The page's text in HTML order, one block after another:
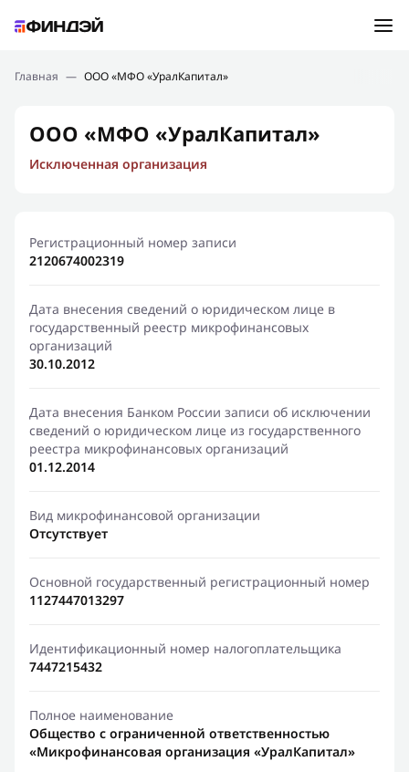
Подбор займа
Новости
Финансовое просвещение
Главная — ООО «МФО «УралКапитал»
ООО «МФО «УралКапитал»
Исключенная организация
Регистрационный номер записи
2120674002319
Дата внесения сведений о юридическом лице в
государственный реестр микрофинансовых
организаций
30.10.2012
Дата внесения Банком России записи об исключении
сведений о юридическом лице из государственного
реестра микрофинансовых организаций
01.12.2014
Вид микрофинансовой организации
Отсутствует
Основной государственный регистрационный номер
1127447013297
Идентификационный номер налогоплательщика
7447215432
Полное наименование
Общество с ограниченной ответственностью
«Микрофинансовая организация «УралКапитал»
Ошибка:Контактная форма не найдена.
Спасибо, что написали нам
Мы свяжемся с Вами в ближайшее время и сообщим
результат
Отправить новый запрос